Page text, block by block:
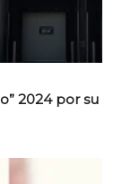
2024 por su